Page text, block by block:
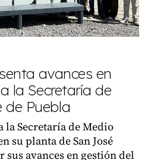
avances en
la Secretaría de
de Puebla
Secretaría de Medio
su planta de San José
sus avances en gestión del